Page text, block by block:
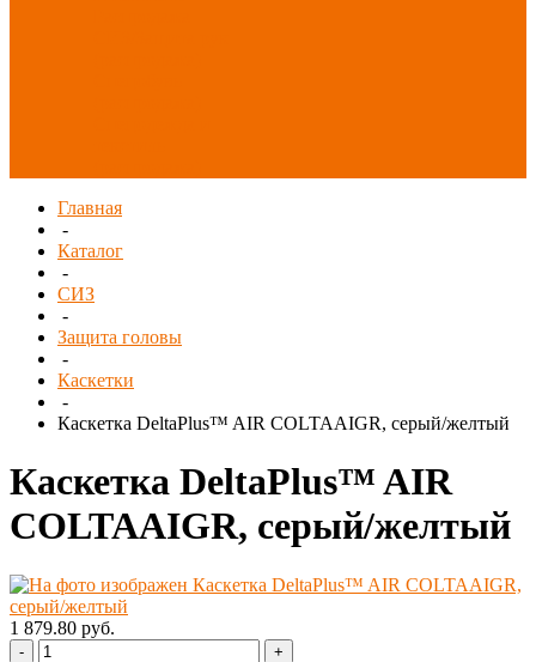
Главная
-
Каталог
-
СИЗ
-
Защита головы
-
Каскетки
-
Каскетка DeltaPlus™ AIR COLTAAIGR, серый/желтый
Каскетка DeltaPlus™ AIR
COLTAAIGR, серый/желтый
1 879.80 руб.
- +